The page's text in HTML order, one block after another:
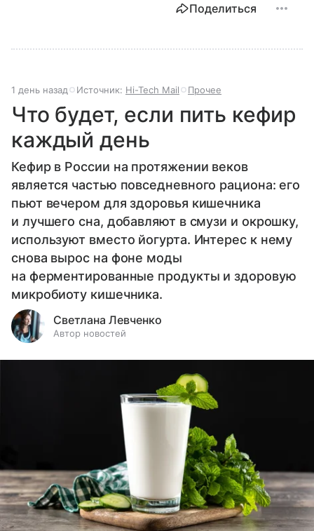
Поделиться
1 день назад Источник: Hi-Tech Mail Прочее
Что будет, если пить кефир
каждый день
Кефир в России на протяжении веков
является частью повседневного рациона: его
пьют вечером для здоровья кишечника
и лучшего сна, добавляют в смузи и окрошку,
используют вместо йогурта. Интерес к нему
снова вырос на фоне моды
на ферментированные продукты и здоровую
микробиоту кишечника.
Светлана Левченко
Автор новостей